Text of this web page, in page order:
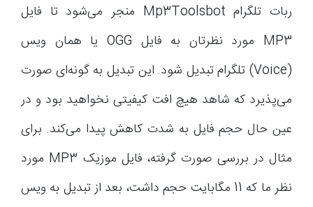
ربات تلگرام Mp3Toolsbot منجر می‌شود تا فایل
MP3 مورد نظرتان به فایل OGG یا همان ویس
(Voice) تلگرام تبدیل شود. این تبدیل به گونه‌ای صورت
می‌پذیرد که شاهد هیچ افت کیفیتی نخواهید بود و در
عین حال حجم فایل به شدت کاهش پیدا می‌کند. برای
مثال در بررسی صورت گرفته، فایل موزیک MP3 مورد
نظر ما که 11 مگابایت حجم داشت، بعد از تبدیل به ویس